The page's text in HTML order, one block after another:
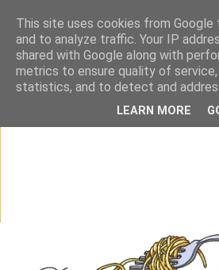
This site uses cookies from
and to analyze traffic. Your IP
shared with Google along with
metrics to ensure quality of
statistics, and to detect and
LEARN MORE